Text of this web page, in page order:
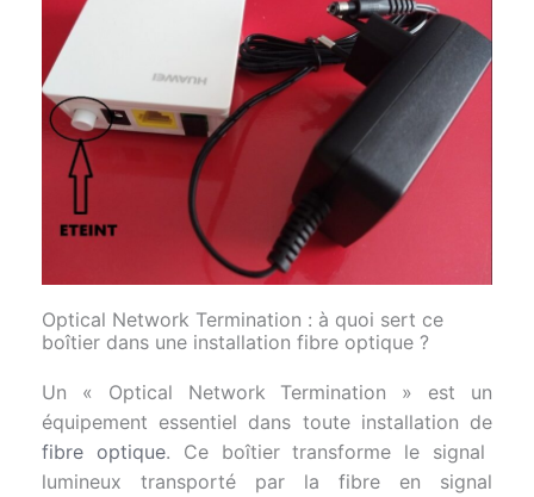
Optical Network Termination : à quoi sert ce
boîtier dans une installation fibre optique ?
Un « Optical Network Termination » est un
équipement essentiel dans toute installation de
fibre optique. Ce boîtier transforme le signal
lumineux transporté par la fibre en signal